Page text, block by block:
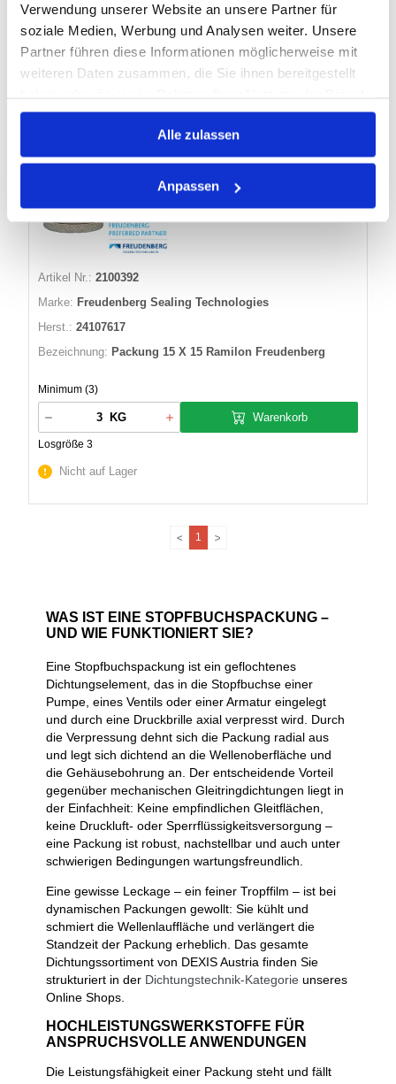
Verwendung unserer Website an unsere Partner für
soziale Medien, Werbung und Analysen weiter. Unsere
Partner führen diese Informationen möglicherweise mit
weiteren Daten zusammen, die Sie ihnen bereitgestellt
gesammelt haben.
Alle zulassen
Anpassen
Minimum (3)
KG
Losgröße 3
Warenkorb
PACKUNG 4586 1 LFM=CA 0,18KG
PACKUNG 15 X 15 RAMILON
FREUDENBERG
Artikel Nr.: 2100392
Marke: Freudenberg Sealing Technologies
Herst.: 24107617
Bezeichnung: Packung 15 X 15 Ramilon Freudenberg
Minimum (3)
KG
Losgröße 3
Warenkorb
Nicht auf Lager
1
WAS IST EINE STOPFBUCHSPACKUNG –
UND WIE FUNKTIONIERT SIE?
Eine Stopfbuchspackung ist ein geflochtenes
Dichtungselement, das in die Stopfbuchse einer
Pumpe, eines Ventils oder einer Armatur eingelegt
und durch eine Druckbrille axial verpresst wird. Durch
die Verpressung dehnt sich die Packung radial aus
und legt sich dichtend an die Wellenoberfläche und
die Gehäusebohrung an. Der entscheidende Vorteil
gegenüber mechanischen Gleitringdichtungen liegt in
der Einfachheit: Keine empfindlichen Gleitflächen,
keine Druckluft- oder Sperrflüssigkeitsversorgung –
eine Packung ist robust, nachstellbar und auch unter
schwierigen Bedingungen wartungsfreundlich.
Eine gewisse Leckage – ein feiner Tropffilm – ist bei
dynamischen Packungen gewollt: Sie kühlt und
schmiert die Wellenlauffläche und verlängert die
Standzeit der Packung erheblich. Das gesamte
Dichtungssortiment von DEXIS Austria finden Sie
strukturiert in der Dichtungstechnik-Kategorie unseres
Online Shops.
HOCHLEISTUNGSWERKSTOFFE FÜR
ANSPRUCHSVOLLE ANWENDUNGEN
Die Leistungsfähigkeit einer Packung steht und fällt